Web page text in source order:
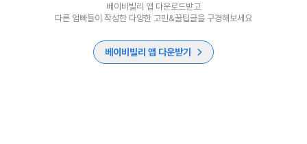
베이비빌리 앱 다운로드받고
다른 엄빠들이 작성한 다양한 고민&꿀팁글을 구경해보세요
베이비빌리 앱 다운받기